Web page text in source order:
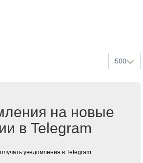
500
на новые
в Telegram
уведомления в Telegram